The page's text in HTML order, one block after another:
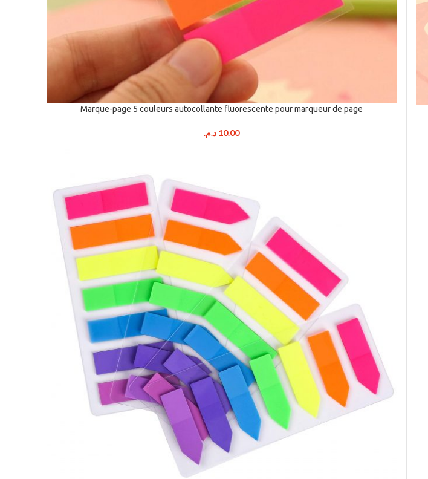
Marque-page 5 couleurs autocollante fluorescente pour marqueur de page
10.00 د.م.